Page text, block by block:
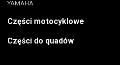
YAMAHA
Części motocyklowe
Części do quadów